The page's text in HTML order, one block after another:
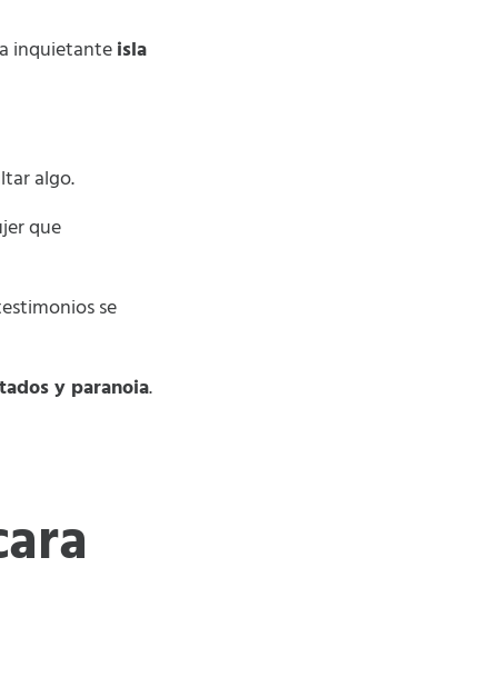
inquietanteisla
algo.
que
se
y paranoia.